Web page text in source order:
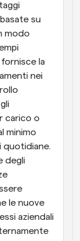
su
modo
la
nei
carico o
minimo
quotidiane.
degli
le nuove
aziendali